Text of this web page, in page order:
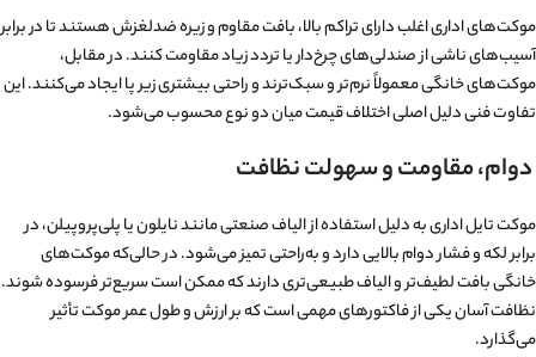
موکت‌های اداری اغلب دارای تراکم بالا، بافت مقاوم و زیره ضدلغزش هستند تا در برابر
آسیب‌های ناشی از صندلی‌های چرخ‌دار یا تردد زیاد مقاومت کنند. در مقابل،
موکت‌های خانگی معمولاً نرم‌تر و سبک‌ترند و راحتی بیشتری زیر پا ایجاد می‌کنند. این
تفاوت فنی دلیل اصلی اختلاف قیمت میان دو نوع محسوب می‌شود.
دوام، مقاومت و سهولت نظافت
موکت تایل اداری به دلیل استفاده از الیاف صنعتی مانند نایلون یا پلی‌پروپیلن، در
برابر لکه و فشار دوام بالایی دارد و به‌راحتی تمیز می‌شود. در حالی‌که موکت‌های
خانگی بافت لطیف‌تر و الیاف طبیعی‌تری دارند که ممکن است سریع‌تر فرسوده شوند.
نظافت آسان یکی از فاکتورهای مهمی است که بر ارزش و طول عمر موکت تأثیر
می‌گذارد.